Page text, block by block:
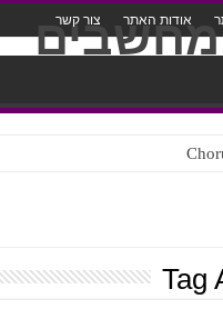
אודות האתר צור קשר
Tag